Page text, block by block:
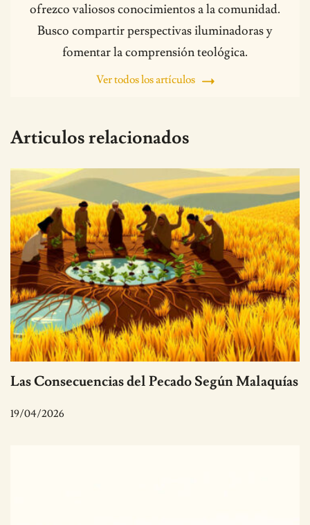
ofrezco valiosos conocimientos a la comunidad.
Busco compartir perspectivas iluminadoras y
fomentar la comprensión teológica.
Ver todos los artículos
Articulos relacionados
Las Consecuencias del Pecado Según Malaquías
19/04/2026